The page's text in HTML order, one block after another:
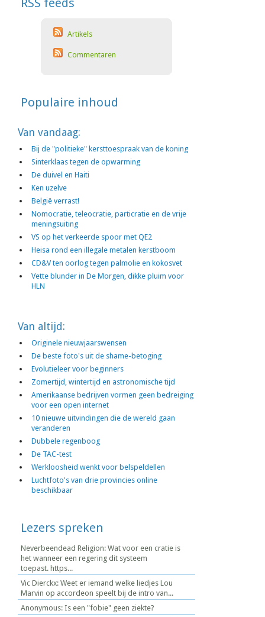
RSS feeds
Artikels
Commentaren
Populaire inhoud
Van vandaag:
Bij de "politieke" kersttoespraak van de koning
Sinterklaas tegen de opwarming
De duivel en Haiti
Ken uzelve
België verrast!
Nomocratie, teleocratie, particratie en de vrije
meningsuiting
VS op het verkeerde spoor met QE2
Heisa rond een illegale metalen kerstboom
CD&V ten oorlog tegen palmolie en kokosvet
Vette blunder in De Morgen, dikke pluim voor
HLN
Van altijd:
Originele nieuwjaarswensen
De beste foto's uit de shame-betoging
Evolutieleer voor beginners
Zomertijd, wintertijd en astronomische tijd
Amerikaanse bedrijven vormen geen bedreiging
voor een open internet
10 nieuwe uitvindingen die de wereld gaan
veranderen
Dubbele regenboog
De TAC-test
Werkloosheid wenkt voor belspeldellen
Luchtfoto's van drie provincies online
beschikbaar
Lezers spreken
Neverbeendead Religion: Wat voor een cratie is
het wanneer een regering dit systeem
toepast. https...
Vic Dierckx: Weet er iemand welke liedjes Lou
Marvin op accordeon speelt bij de intro van...
Anonymous: Is een "fobie" geen ziekte?